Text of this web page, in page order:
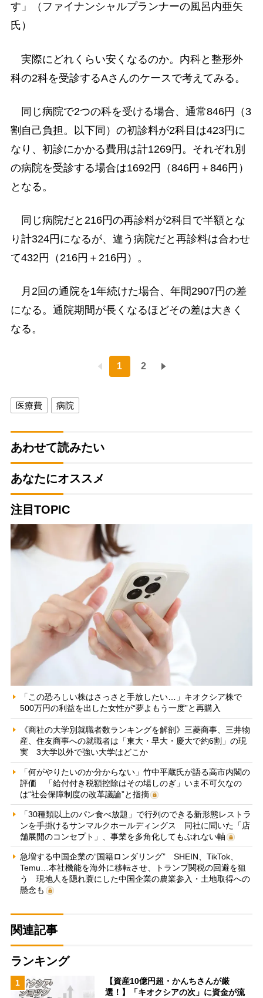
す」（ファイナンシャルプランナーの風呂内亜矢
氏）
実際にどれくらい安くなるのか。内科と整形外
科の2科を受診するAさんのケースで考えてみる。
同じ病院で2つの科を受ける場合、通常846円（3
割自己負担。以下同）の初診料が2科目は423円に
なり、初診にかかる費用は計1269円。それぞれ別
の病院を受診する場合は1692円（846円＋846円）
となる。
同じ病院だと216円の再診料が2科目で半額とな
り計324円になるが、違う病院だと再診料は合わせ
て432円（216円＋216円）。
月2回の通院を1年続けた場合、年間2907円の差
になる。通院期間が長くなるほどその差は大きく
なる。
1 2
医療費 病院
あわせて読みたい
あなたにオススメ
注目TOPIC
「この恐ろしい株はさっさと手放したい…」キオクシア株で
500万円の利益を出した女性が“夢よもう一度”と再購入
《商社の大学別就職者数ランキングを解剖》三菱商事、三井物
産、住友商事への就職者は「東大・早大・慶大で約6割」の現
実 3大学以外で強い大学はどこか
「何がやりたいのか分からない」竹中平蔵氏が語る高市内閣の
評価 「給付付き税額控除はその場しのぎ」いま不可欠なの
は“社会保障制度の改革議論”と指摘
「30種類以上のパン食べ放題」で行列のできる新形態レストラ
ンを手掛けるサンマルクホールディングス 同社に聞いた「店
舗展開のコンセプト」、事業を多角化してもぶれない軸
急増する中国企業の“国籍ロンダリング” SHEIN、TikTok、
Temu…本社機能を海外に移転させ、トランプ関税の回避を狙
う 現地人を隠れ蓑にした中国企業の農業参入・土地取得への
懸念も
関連記事
ランキング
1
【資産10億円超・かんちさんが厳
選！】「キオクシアの次」に資金が流